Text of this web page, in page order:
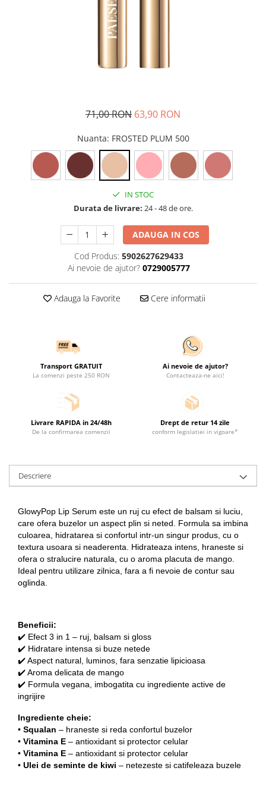
71,00 RON 63,90 RON
Nuanta: FROSTED PLUM 500
IN STOC
Durata de livrare: 24 - 48 de ore.
ADAUGA IN COS
Cod Produs: 5902627629433
Ai nevoie de ajutor? 0729005777
Adauga la Favorite Cere informatii
Transport GRATUIT
La comenzi peste 250 RON
Ai nevoie de ajutor?
Contacteaza-ne aici!
Livrare RAPIDA in 24/48h
De la confirmarea comenzii
Drept de retur 14 zile
conform legislatiei in vigoare*
Descriere
GlowyPop Lip Serum este un ruj cu efect de balsam si luciu,
care ofera buzelor un aspect plin si neted. Formula sa imbina
culoarea, hidratarea si confortul intr-un singur produs, cu o
textura usoara si neaderenta. Hidrateaza intens, hraneste si
ofera o stralucire naturala, cu o aroma placuta de mango.
Ideal pentru utilizare zilnica, fara a fi nevoie de contur sau
oglinda.
Beneficii:
✔️ Efect 3 in 1 – ruj, balsam si gloss
✔️ Hidratare intensa si buze netede
✔️ Aspect natural, luminos, fara senzatie lipicioasa
✔️ Aroma delicata de mango
✔️ Formula vegana, imbogatita cu ingrediente active de
ingrijire
Ingrediente cheie:
• Squalan – hraneste si reda confortul buzelor
• Vitamina E – antioxidant si protector celular
• Vitamina E – antioxidant si protector celular
• Ulei de seminte de kiwi – netezeste si catifeleaza buzele